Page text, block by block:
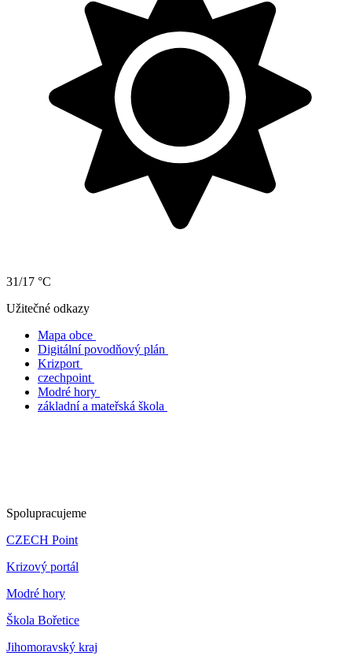
31/17 °C
Užitečné odkazy
Mapa obce
Digitální povodňový plán
Krizport
czechpoint
Modré hory
základní a mateřská škola
Spolupracujeme
CZECH Point
Krizový portál
Modré hory
Škola Bořetice
Jihomoravský kraj